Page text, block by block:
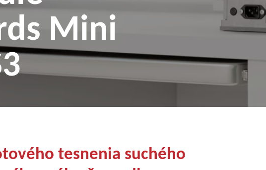
Mini
tesnenia suchého